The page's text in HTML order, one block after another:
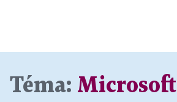
Téma: Microsoft